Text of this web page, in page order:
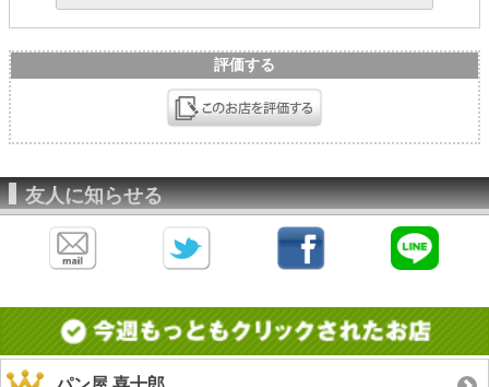
評価する
友人に知らせる